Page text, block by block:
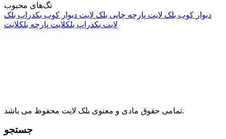
تگ‌های محبوب
دیوار کوب بلک لایت پارچه چاپی بلک لایت دیوار کوب بکدراپ بلک
لایت بکدراپ بلکلایت پارچه بلکلایت
تمامی حقوق مادی و معنوی بلک لایت محفوظ می باشد.
جستجو